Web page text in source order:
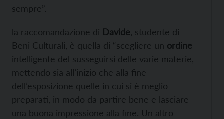
sempre”.
la raccomandazione di Davide , studente di
Beni Culturali, è quella di “scegliere un ordine
intelligente del susseguirsi delle varie materie,
mettendo sia all’inizio che alla fine
dell’esposizione quelle in cui si è meglio
preparati, in modo da partire bene e lasciare
una buona impressione alla fine. Un altro